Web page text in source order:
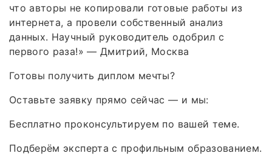
что авторы не копировали готовые работы из
интернета, а провели собственный анализ
данных. Научный руководитель одобрил с
первого раза!» — Дмитрий, Москва
Готовы получить диплом мечты?
Оставьте заявку прямо сейчас — и мы:
Бесплатно проконсультируем по вашей теме.
Подберём эксперта с профильным образованием.